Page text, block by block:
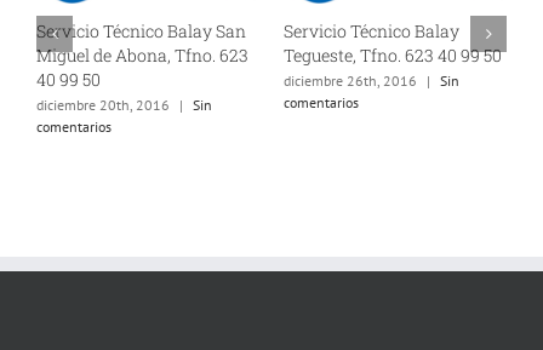
Servicio Técnico Balay San
Miguel de Abona, Tfno. 623
40 99 50
diciembre 20th, 2016 | Sin
comentarios
Servicio Técnico Balay
Tegueste, Tfno. 623 40 99 50
diciembre 26th, 2016 | Sin
comentarios